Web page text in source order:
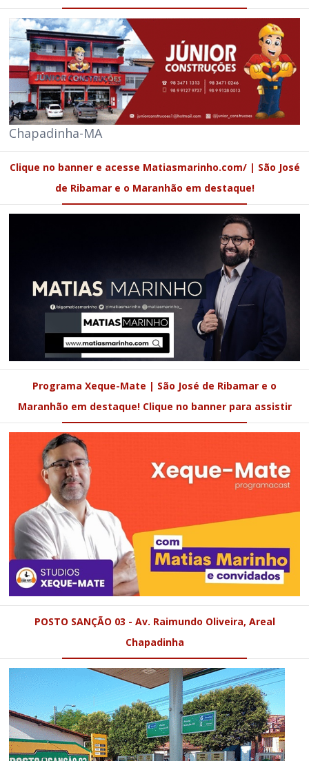
Chapadinha-MA
Clique no banner e acesse Matiasmarinho.com/ | São José
de Ribamar e o Maranhão em destaque!
Programa Xeque-Mate | São José de Ribamar e o
Maranhão em destaque! Clique no banner para assistir
POSTO SANÇÃO 03 - Av. Raimundo Oliveira, Areal
Chapadinha